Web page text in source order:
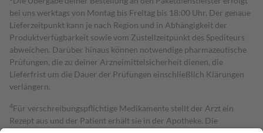
bei uns werktags von Montag bis Freitag bis 18:00 Uhr. Der genaue
Lieferzeitpunkt kann je nach Region und in Abhängigkeit der
Produktverfügbarkeit sowie vom Zustellzeitpunkt des Spediteurs
abweichen. Darüber hinaus können notwendige pharmazeutische
Prüfungen, die zu deiner Arzneimittelsicherheit dienen, die
Lieferfrist um die Dauer der Prüfungen einschließlich Klärungen
verlängern.
4Für verschreibungspflichtige Medikamente stellt der Arzt ein
Rezept aus und der Patient erhält sie in der Apotheke. Die